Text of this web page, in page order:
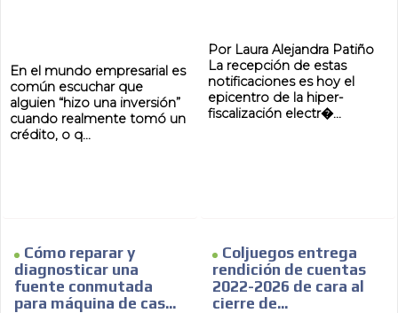
En el mundo empresarial es
común escuchar que
alguien “hizo una inversión”
cuando realmente tomó un
crédito, o q...
Por Laura Alejandra Patiño
La recepción de estas
notificaciones es hoy el
epicentro de la hiper-
fiscalización electr�...
Cómo reparar y
diagnosticar una
fuente conmutada
para máquina de cas...
Coljuegos entrega
rendición de cuentas
2022-2026 de cara al
cierre de...